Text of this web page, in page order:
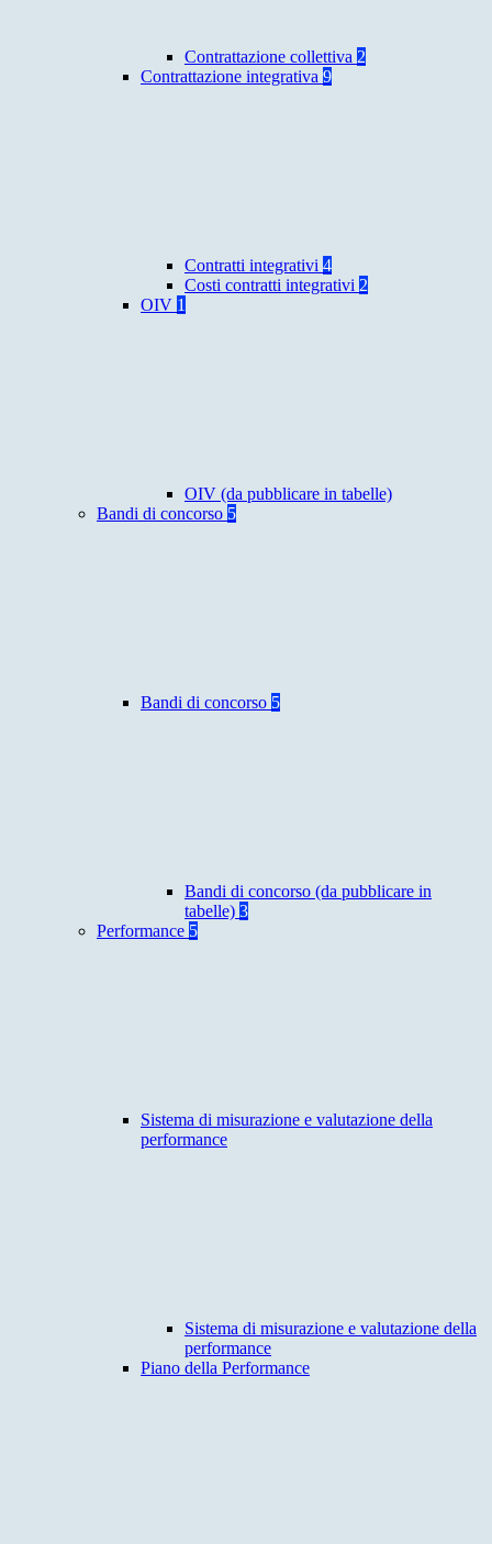
Contrattazione collettiva 2
Contrattazione integrativa 9
Contratti integrativi 4
Costi contratti integrativi 2
OIV 1
OIV (da pubblicare in tabelle)
Bandi di concorso 5
Bandi di concorso 5
Bandi di concorso (da pubblicare in
tabelle) 3
Performance 5
Sistema di misurazione e valutazione della
performance
Sistema di misurazione e valutazione della
performance
Piano della Performance